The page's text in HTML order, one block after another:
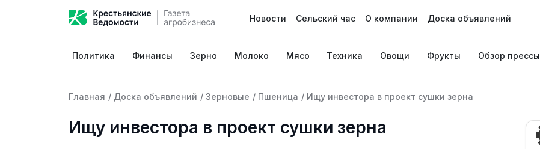
Новости Сельский час О компании Доска объявлений
Политика Финансы Зерно Молоко Мясо Техника Овощи Фрукты Обзор прессы
Главная / Доска объявлений / Зерновые / Пшеница / Ищу инвестора в проект сушки зерна
Ищу инвестора в проект сушки зерна